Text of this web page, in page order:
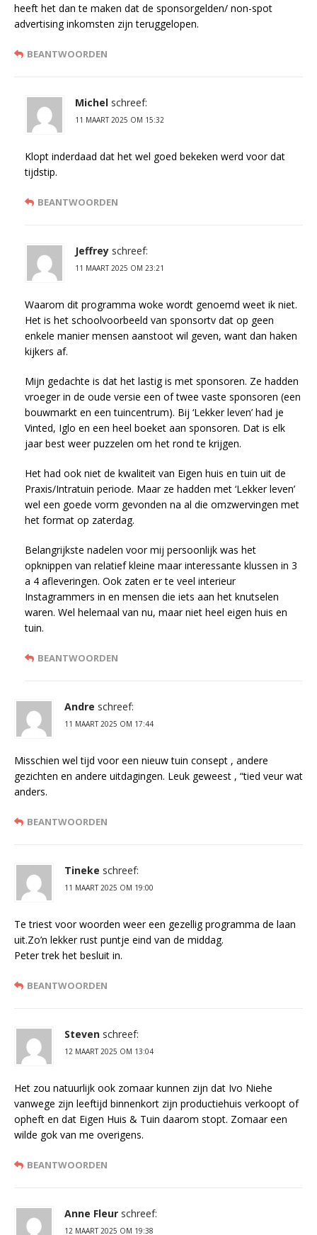
heeft het dan te maken dat de sponsorgelden/ non-spot
advertising inkomsten zijn teruggelopen.
BEANTWOORDEN
Michel schreef:
11 MAART 2025 OM 15:32
Klopt inderdaad dat het wel goed bekeken werd voor dat
tijdstip.
BEANTWOORDEN
Jeffrey schreef:
11 MAART 2025 OM 23:21
Waarom dit programma woke wordt genoemd weet ik niet.
Het is het schoolvoorbeeld van sponsortv dat op geen
enkele manier mensen aanstoot wil geven, want dan haken
kijkers af.
Mijn gedachte is dat het lastig is met sponsoren. Ze hadden
vroeger in de oude versie een of twee vaste sponsoren (een
bouwmarkt en een tuincentrum). Bij ‘Lekker leven’ had je
Vinted, Iglo en een heel boeket aan sponsoren. Dat is elk
jaar best weer puzzelen om het rond te krijgen.
Het had ook niet de kwaliteit van Eigen huis en tuin uit de
Praxis/Intratuin periode. Maar ze hadden met ‘Lekker leven’
wel een goede vorm gevonden na al die omzwervingen met
het format op zaterdag.
Belangrijkste nadelen voor mij persoonlijk was het
opknippen van relatief kleine maar interessante klussen in 3
a 4 afleveringen. Ook zaten er te veel interieur
Instagrammers in en mensen die iets aan het knutselen
waren. Wel helemaal van nu, maar niet heel eigen huis en
tuin.
BEANTWOORDEN
Andre schreef:
11 MAART 2025 OM 17:44
Misschien wel tijd voor een nieuw tuin consept , andere
gezichten en andere uitdagingen. Leuk geweest , “tied veur wat
anders.
BEANTWOORDEN
Tineke schreef:
11 MAART 2025 OM 19:00
Te triest voor woorden weer een gezellig programma de laan
uit.Zo’n lekker rust puntje eind van de middag.
Peter trek het besluit in.
BEANTWOORDEN
Steven schreef:
12 MAART 2025 OM 13:04
Het zou natuurlijk ook zomaar kunnen zijn dat Ivo Niehe
vanwege zijn leeftijd binnenkort zijn productiehuis verkoopt of
opheft en dat Eigen Huis & Tuin daarom stopt. Zomaar een
wilde gok van me overigens.
BEANTWOORDEN
Anne Fleur schreef:
12 MAART 2025 OM 19:38